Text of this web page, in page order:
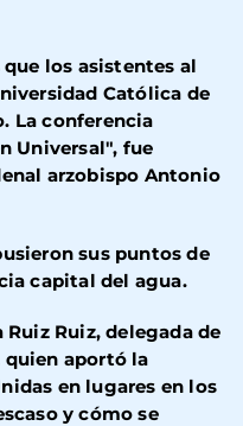
que los asistentes al
Católica de
La conferencia
Universal", fue
arzobispo Antonio
sus puntos de
capital del agua.
Ruiz, delegada de
quien aportó la
en lugares en los
y cómo se